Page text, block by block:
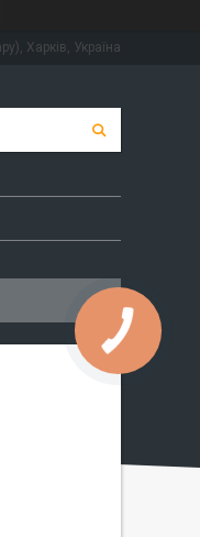
Харків, Україна